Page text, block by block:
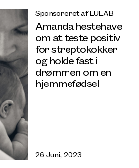
Sponsoreret af LULAB
Amanda hestehave
om at teste positiv
for streptokokker
og holde fast i
drømmen om en
hjemmefødsel
26 Juni, 2023